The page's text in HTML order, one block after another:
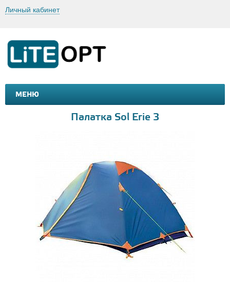
Личный кабинет
МЕНЮ
МАШИНКИ И МОТОЦИКЛЫ
Палатка Sol Erie 3